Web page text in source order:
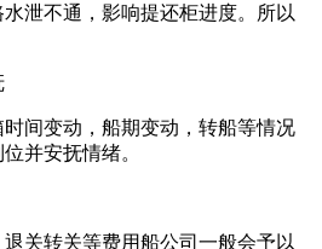
泄不通，影响提还柜进度。所以
变动，船期变动，转船等情况
并安抚情绪。
转关等费用船公司一般会予以